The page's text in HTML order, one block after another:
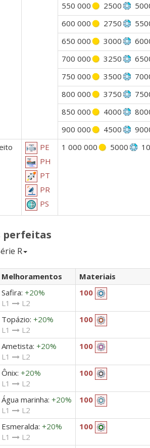
550 000 2500
600 000 2750
650 000 3000
700 000 3250
750 000 3500
800 000 3750
850 000 4000
900 000 4500
PE
PH
PT
PR
PS
1 000 000 5000
perfeitas
R
Melhoramentos
Materiais
Safira: +20%
L1
L2
100
Topázio: +20%
L1
L2
100
Ametista: +20%
L1
L2
100
Ônix: +20%
L1
L2
100
Água marinha: +20%
L1
L2
100
Esmeralda: +20%
L1
L2
100